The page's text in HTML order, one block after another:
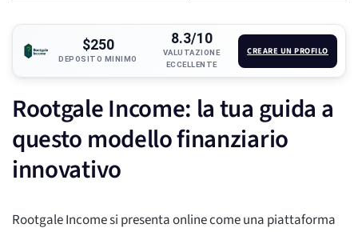
$250
DEPOSITO MINIMO
8.3/10
VALUTAZIONE
ECCELLENTE
CREARE UN PROFILO
Rootgale Income: la tua guida a
questo modello finanziario
innovativo
Rootgale Income si presenta online come una piattaforma